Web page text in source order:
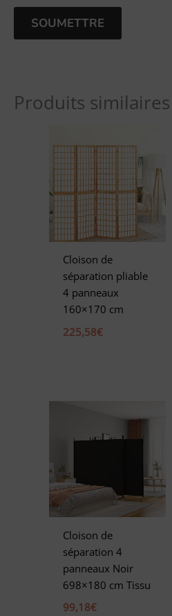
t
Produits similaires
Cloison de
séparation pliable
4 panneaux
160×170 cm
225,58€
Cloison de
séparation 4
panneaux Noir
698×180 cm Tissu
99,18€